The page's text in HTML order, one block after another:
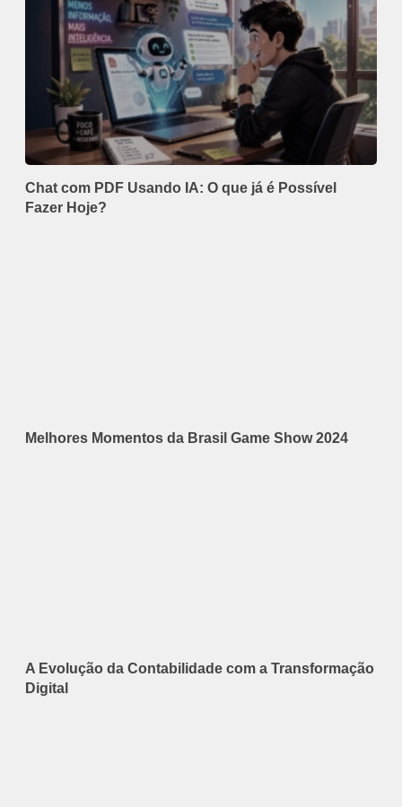
Chat com PDF Usando IA: O que já é Possível
Fazer Hoje?
Melhores Momentos da Brasil Game Show 2024
A Evolução da Contabilidade com a Transformação
Digital